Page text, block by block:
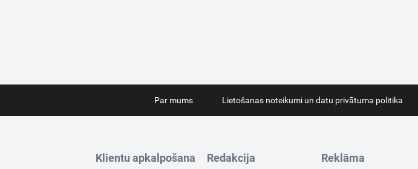
Par mums Lietošanas noteikumi un datu privātuma politika
Klientu apkalpošana Redakcija Reklāma